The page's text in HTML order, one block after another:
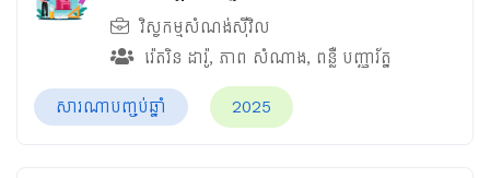
វិស្វកម្មសំណង់ស៊ីវិល
រ៉េតរិន ដារ៉ូ, ភាព សំណាង, ពន្លឺ​ បញ្ញារ័ត្ន
សារណាបញ្ចប់ឆ្នាំ 2025